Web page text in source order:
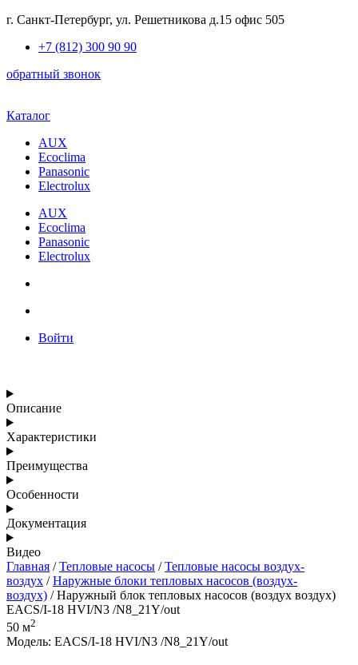
Skip
content
г. Санкт-Петербург, ул. Решетникова д.15 офис 505
+7 (812) 300 90 90
обратный звонок
Каталог
AUX
Ecoclima
Panasonic
Electrolux
AUX
Ecoclima
Panasonic
Electrolux
Войти
Описание
Характеристики
Преимущества
Особенности
Документация
Видео
Главная /Тепловые насосы /Тепловые насосы воздух-
воздух /Наружные блоки тепловых насосов (воздух-
воздух) / Наружный блок тепловых насосов (воздух воздух)
EACS/I-18 HVI/N3 /N8_21Y/out
50 м2
Модель: EACS/I-18 HVI/N3 /N8_21Y/out